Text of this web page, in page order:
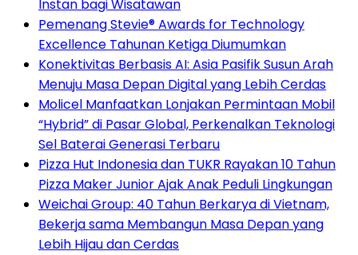
Instan bagi Wisatawan
Pemenang Stevie® Awards for Technology
Excellence Tahunan Ketiga Diumumkan
Konektivitas Berbasis AI: Asia Pasifik Susun Arah
Menuju Masa Depan Digital yang Lebih Cerdas
Molicel Manfaatkan Lonjakan Permintaan Mobil
“Hybrid” di Pasar Global, Perkenalkan Teknologi
Sel Baterai Generasi Terbaru
Pizza Hut Indonesia dan TUKR Rayakan 10 Tahun
Pizza Maker Junior Ajak Anak Peduli Lingkungan
Weichai Group: 40 Tahun Berkarya di Vietnam,
Bekerja sama Membangun Masa Depan yang
Lebih Hijau dan Cerdas